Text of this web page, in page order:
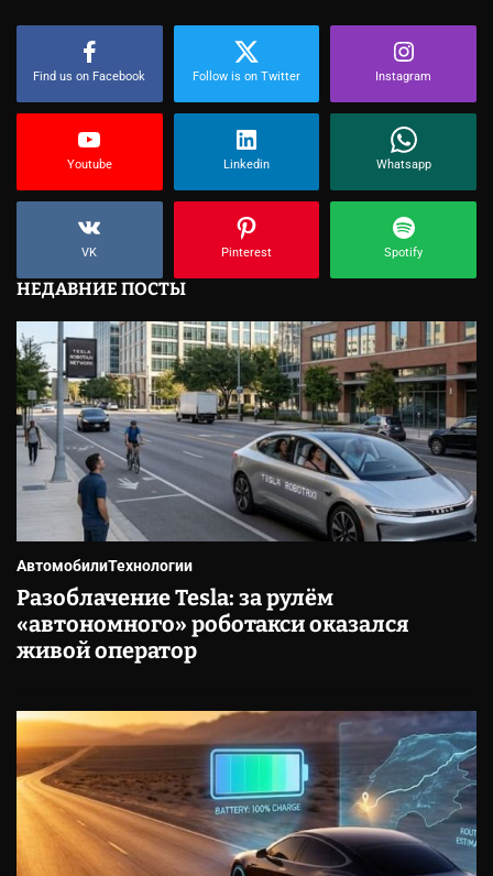
Find us on Facebook Follow is on Twitter Instagram
Youtube Linkedin Whatsapp
VK Pinterest Spotify
НЕДАВНИЕ ПОСТЫ
АвтомобилиТехнологии
Разоблачение Tesla: за рулём
«автономного» роботакси оказался
живой оператор